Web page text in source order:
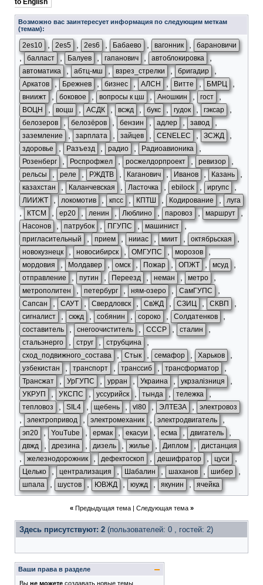
to English
Возможно вас заинтересует информация по следующим меткам
(темам):
2es10 2es5 2es6 Бабаево вагонник барановичи
, балласт , Балуев , гапанович автоблокировка ,
автоматика , абтц-мш , взрез_стрелки , бригадир
Аркатов , Брежнев , бизнес , АЛСН , Витте , БМРЦ
вниижт боковое , вопросы к цш , Аношкин , гост ,
ВОЦН , воцш , АСДК , всжд , букс , гудок , гэксар
белозеров , белозёров бензин , адлер , завод ,
заземление , зарплата зайцев CENELEC , ЗСЖД
здоровье , Разъезд , радио , Радиоавионика
Розенберг , Роспрофжел , росжелдорпроект , ревизор
рельсы , реле , РЖДТВ Каганович , Иванов , Казань
казахстан , Каланчевская Ласточка ebilock , иргупс ,
ЛИИЖТ , локомотив , кпсс , КПТШ Кодирование , луга
, КТСМ ep20 , ленин , Люблино , паровоз , маршрут ,
Насонов , патрубок , ПГУПС , машинист ,
пригласительный , прием , нииас , миит октябрьская
новокузнецк , новосибирск , ОМГУПС , морозов ,
мордовия , Молдавер , омск , Пожар , ОПЖТ , мсуд
отправление , путин , Переезд , неман , метро ,
метрополитен , петербург , ням-озеро , СамГУПС
Сапсан , САУТ , Свердловск , СвЖД СЗИЦ , СКВП
сигналист , скжд , собянин , сороко Солдатенков ,
составитель , снегоочиститель , СССР , сталин ,
стальэнерго струг , струбцина ,
сход_подвижного_состава , Стык семафор Харьков
узбекистан , транспорт , транссиб , трансформатор ,
Трансжат , УрГУПС , урран , Украина , укрзалізниця
УКРУП , УКСПС , уссурийск тында , тележка ,
тепловоз , SIL4 щебень , vl80 , ЭЛТЕЗА , электровоз
, электропривод , электромеханик электродвигатель ,
эп20 , YouTube ермак , екасуи , есма , двигатель
двжд дрезина дизель , жилье Диплом , дистанция
, железнодорожник , дефектоскоп , дешифратор , цуси ,
Целько , централизация , Шабалин , шаханов , шибер
шпала шустов , ЮВЖД , юужд , якунин , ячейка
« Предыдущая тема| Следующая тема »
Здесь присутствуют: 2 (пользователей: 0 , гостей: 2)
Ваши права в разделе
Вы не можете создавать новые темы